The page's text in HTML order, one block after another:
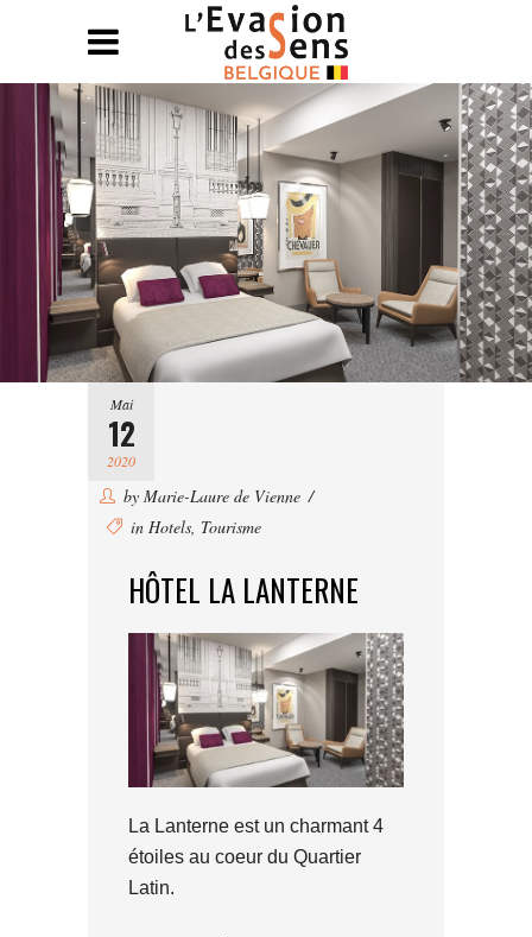
Mai
12
2020
by Marie-Laure de Vienne
in Hotels Tourisme
HÔTEL LA LANTERNE
La Lanterne est un charmant 4
étoiles au coeur du Quartier
Latin.